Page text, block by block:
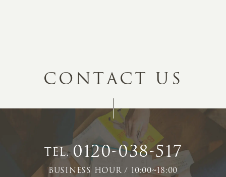
CONTACT US
TEL.0120-038-517
BUSINESS HOUR / 10:00~18:00